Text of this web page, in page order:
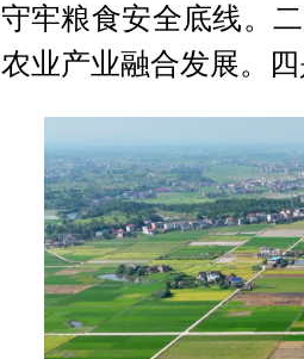
守牢粮食安全底线。
农业产业融合发展。